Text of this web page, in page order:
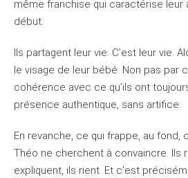
même franchise qui caractérise leur
début.
Ils partagent leur vie. C’est leur vie.
le visage de leur bébé. Non pas par
cohérence avec ce qu’ils ont
présence authentique, sans artifice.
En revanche, ce qui frappe, au fond,
Théo ne cherchent à convaincre. Ils
expliquent, ils rient. Et c’est